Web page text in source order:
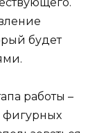
будет
работы –
фигурных